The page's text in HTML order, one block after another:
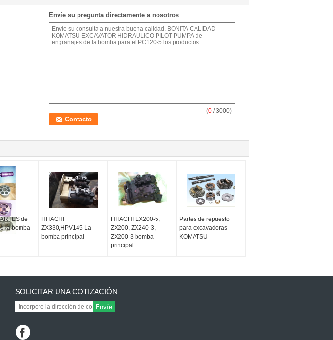
Envíe su pregunta directamente a nosotros
(0 / 3000)
de
la bomba
HITACHI
ZX330,HPV145 La
bomba principal
HITACHI EX200-5,
ZX200, ZX240-3,
ZX200-3 bomba
principal
Partes de repuesto
para excavadoras
KOMATSU
SOLICITAR UNA COTIZACIÓN
Envíe